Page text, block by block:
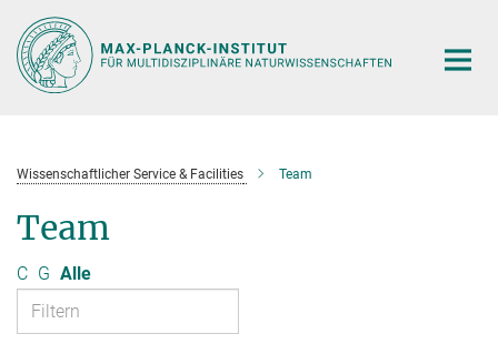
Hauptinhalt
Wissenschaftlicher Service & Facilities Team
Team
C G Alle